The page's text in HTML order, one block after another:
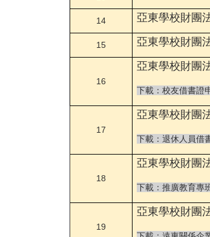
14 亞東學校財團
15 亞東學校財團
16
亞東學校財團
下載：校友借書證
17
亞東學校財團
下載：退休人員借
18
亞東學校財團
下載：推廣教育專
19
亞東學校財團